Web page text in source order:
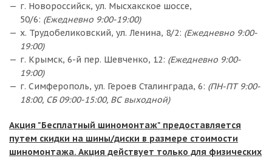
г. Новороссийск, ул. Мысхакское шоссе,
50/6: (Ежедневно 9:00-19:00)
х. Трудобеликовский, ул. Ленина, 8/2: (Ежедневно 9:00-
19:00)
г. Крымск, 6-й пер. Шевченко, 12: (Ежедневно 9:00-
19:00)
г. Симферополь, ул. Героев Сталинграда, 6: (ПН-ПТ 9:00-
18:00, СБ 09:00-15:00, ВС выходной)
Акция "Бесплатный шиномонтаж" предоставляется
путем скидки на шины/диски в размере стоимости
шиномонтажа. Акция действует только для физических